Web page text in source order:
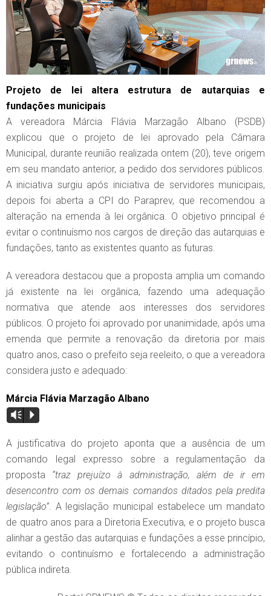
Projeto de lei altera estrutura de autarquias e
fundações municipais
A vereadora Márcia Flávia Marzagão Albano (PSDB)
explicou que o projeto de lei aprovado pela Câmara
Municipal, durante reunião realizada ontem (20), teve origem
em seu mandato anterior, a pedido dos servidores públicos.
A iniciativa surgiu após iniciativa de servidores municipais,
depois foi aberta a CPI do Paraprev, que recomendou a
alteração na emenda à lei orgânica. O objetivo principal é
evitar o continuísmo nos cargos de direção das autarquias e
fundações, tanto as existentes quanto as futuras.
A vereadora destacou que a proposta amplia um comando
já existente na lei orgânica, fazendo uma adequação
normativa que atende aos interesses dos servidores
públicos. O projeto foi aprovado por unanimidade, após uma
emenda que permite a renovação da diretoria por mais
quatro anos, caso o prefeito seja reeleito, o que a vereadora
considera justo e adequado:
Márcia Flávia Marzagão Albano
Vm P
A justificativa do projeto aponta que a ausência de um
comando legal expresso sobre a regulamentação da
proposta “traz prejuízo à administração, além de ir em
desencontro com os demais comandos ditados pela predita
legislação”. A legislação municipal estabelece um mandato
de quatro anos para a Diretoria Executiva, e o projeto busca
alinhar a gestão das autarquias e fundações a esse princípio,
evitando o continuísmo e fortalecendo a administração
pública indireta.